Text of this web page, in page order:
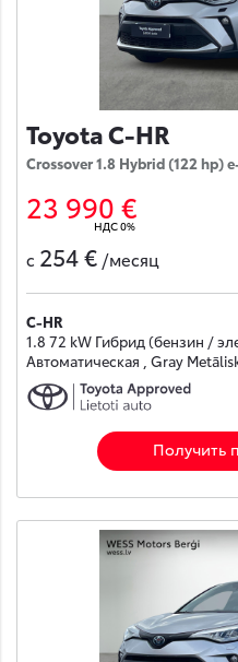
Toyota C-HR
Crossover 1.8 Hybrid (122 hp)
23 990 €
НДС 0%
с 254 € /месяц
C-HR
1.8 72 kW Гибрид (бензин /
Автоматическая , Gray
Получить